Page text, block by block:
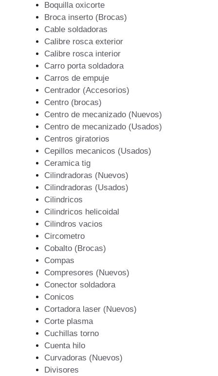
Boquilla oxicorte
Broca inserto (Brocas)
Cable soldadoras
Calibre rosca exterior
Calibre rosca interior
Carro porta soldadora
Carros de empuje
Centrador (Accesorios)
Centro (brocas)
Centro de mecanizado (Nuevos)
Centro de mecanizado (Usados)
Centros giratorios
Cepillos mecanicos (Usados)
Ceramica tig
Cilindradoras (Nuevos)
Cilindradoras (Usados)
Cilindricos
Cilindricos helicoidal
Cilindros vacios
Circometro
Cobalto (Brocas)
Compas
Compresores (Nuevos)
Conector soldadora
Conicos
Cortadora laser (Nuevos)
Corte plasma
Cuchillas torno
Cuenta hilo
Curvadoras (Nuevos)
Divisores